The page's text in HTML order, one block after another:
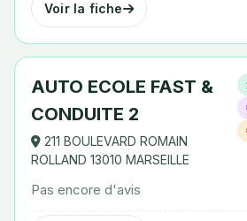
Voir la fiche
AUTO ECOLE FAST &
CONDUITE 2
211 BOULEVARD ROMAIN
ROLLAND 13010 MARSEILLE
Pas encore d'avis